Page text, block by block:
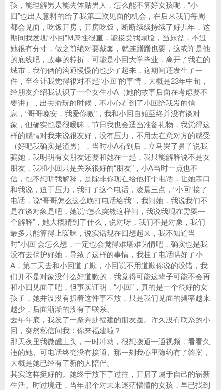
孩，能理解男人能去体贴男人，怎么能不算好女孩呢，“小
回”也出人意料的给了我第二次见面的机会，在后来我们每周
都会见面，吃饭开房，开房吃饭，断断续续持续了好几年，这
期间我发现“小回”M属性很重，能接受我扇脸，当尿盆，不过
她很有分寸，做之前绝对要戴套，就连蹭蹭也要，这或许是他
的底线吧，故事的转折，可能是小回大学毕业，离开了我在的
城市，我们俩的沟通慢慢的也少了起来，这期间还发生了一
件，至今让我觉得很对不起“小回”的事情，大概是23年中旬，
经朋友介绍我认识了一个女生小A（她的故事后面在考虑要不
要讲），出去游玩的时候，不小心看到了小回给我发的信
息，“哥哥晚安，我爱你嗷”，我和小回自始至终并没有谈对
象，但确实也是很暧昧，节日我也会适当准备礼物，我觉得这
样的感情对我来说很友好，没有压力，不用太在意对方的感受
（好吧我确实是渣男），当时小A看到后，立马哭了鼻子说我
骗她，我明明有女朋友还要和她在一起，我只能解释说不是女
朋友，我和小回只是关系很好的“朋友”，小A当时一点也不
信，也不想听我解释，是除非你现在给他打个电话，让她亲口
和我说，迫于压力，我打了这个电话，凌晨三点，“小回”接了
电话，说“哥哥怎么这么晚打电话给我”，我问她，我说我们不
是在谈对象是吧，她说“怎么突然这样问，我说我现在需要一
个解释”，她大概猜到了什么，说对呀，我们不是对象，我们
最多只能算得上暧昧，说实话现在回想起来，我不知道当
时“小回”会怎么想，一定也会觉得难堪难为情吧，确实也是我
没有去保护好她，导致了这样的事情，我挂了电话哄好了小
A，第二天去和小回道了歉，小回说不用道歉你说的没错，我
们并不是对象没什么好道歉的，我觉得可能这辈子可能不会再
和小回见面了吧，但事实证明，“小回”，真的是一个很好的女
孩子，她并没没有抓着这件事不放，只是我们见面的频率越来
越少，后面渐渐的没有了联系。
去年年底，我发了一条奔赴福建的朋友圈。许久没有联系的小
回，突然私信问我：你来福建啦？
那天夜里我微醺上头，一时冲动，很想拨通一通视频，看看久
违的她。可电话终究没有接通。那一刻我心里隐约有了答案，
大概是她已经有了新的人陪伴。
其实这样挺好的。她终于放下了过往，开启了属于自己的崭新
生活。时过境迁，当年那个对未来迷茫懵懂的女孩，早已找到